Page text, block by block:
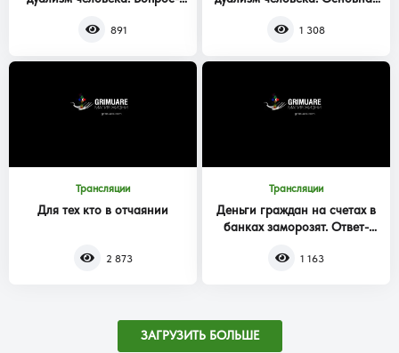
891 1 308
Трансляции
Для тех кто в отчаянии
2 873
Трансляции
Деньги граждан на счетах в
банках заморозят. Ответ-
1 163
ЗАГРУЗИТЬ БОЛЬШЕ